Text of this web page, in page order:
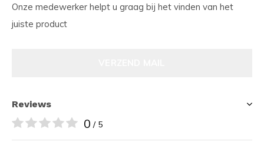
Onze medewerker helpt u graag bij het vinden van het
juiste product
Reviews
0 / 5